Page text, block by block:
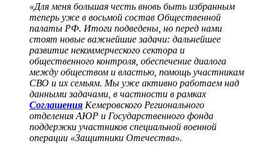
«Для меня большая честь вновь быть избранным
теперь уже в восьмой состав Общественной
палаты РФ. Итоги подведены, но перед нами
стоят новые важнейшие задачи: дальнейшее
развитие некоммерческого сектора и
общественного контроля, обеспечение диалога
между обществом и властью, помощь участникам
СВО и их семьям. Мы уже активно работаем над
данными задачами, в частности в рамках
Соглашения Кемеровского Регионального
отделения АЮР и Государственного фонда
поддержки участников специальной военной
операции «Защитники Отечества».